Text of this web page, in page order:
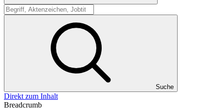
Suche
Suche
Direkt zum Inhalt
Breadcrumb